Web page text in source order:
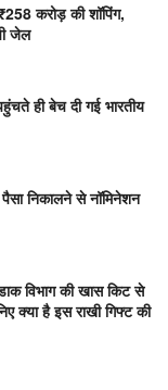
करोड़ की शॉपिंग,
जेल
ही बेच दी गई भारतीय
निकालने से नॉमिनेशन
विभाग की खास किट से
क्या है इस राखी गिफ्ट की